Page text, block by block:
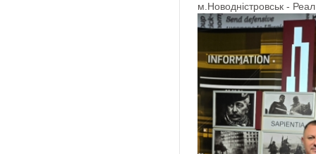
м.Новодністровськ -